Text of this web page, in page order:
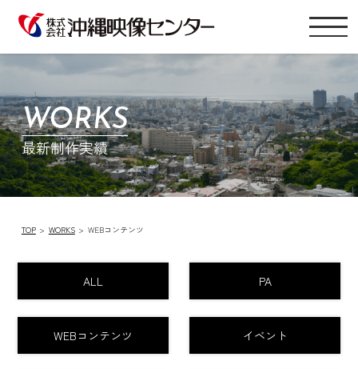
WORKS
最新制作実績
TOP WORKS WEBコンテンツ
ALL PA
WEBコンテンツ イベント